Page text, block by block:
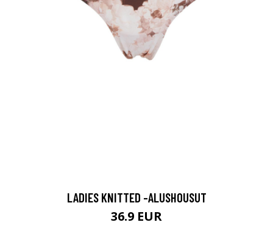
LADIES KNITTED -ALUSHOUSUT
36.9 EUR